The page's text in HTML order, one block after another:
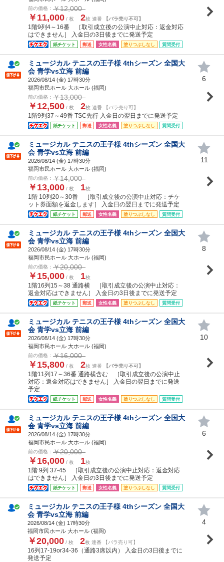
前の価格： ￥12,000
￥11,000 / 枚 2枚 連番 【バラ売り不可】
1階9列4～16番 ［取引成立後の公演中止対応：返金対応
はできません］ 入金日の3日後までに発送予定
紙チケット 郵送 女性名義 塗りつぶしなし 質問受付
ミュージカル テニスの王子様 4thシーズン 全国大
会 青学vs立海 前編
2026/08/14 (金) 17時30分
福岡市民ホール 大ホール (福岡)
前の価格： ￥13,000
￥12,500 / 枚 2枚 連番 【バラ売り可】
1階9列37～49番 TSC先行 入金日の翌日までに発送予定
紙チケット 郵送 女性名義 塗りつぶしなし 質問受付
6
ミュージカル テニスの王子様 4thシーズン 全国大
会 青学vs立海 前編
2026/08/14 (金) 17時30分
福岡市民ホール 大ホール (福岡)
前の価格： ￥14,000
￥13,000 / 枚 1枚
1階 10列20～30番 ［取引成立後の公演中止対応：チケ
ット券面額を返金します］ 入金日の翌日までに発送予定
紙チケット 郵送 女性名義 塗りつぶしなし 質問受付
11
ミュージカル テニスの王子様 4thシーズン 全国大
会 青学vs立海 前編
2026/08/14 (金) 17時30分
福岡市民ホール 大ホール (福岡)
前の価格： ￥20,000
￥15,000 / 枚 1枚
1階16列15～38 通路横 ［取引成立後の公演中止対応：
返金対応はできません］ 入金日の3日後までに発送予定
紙チケット 郵送 女性名義 塗りつぶしなし 質問受付
8
ミュージカル テニスの王子様 4thシーズン 全国大
会 青学vs立海 前編
2026/08/14 (金) 17時30分
福岡市民ホール 大ホール (福岡)
前の価格： ￥16,000
￥15,800 / 枚 2枚 連番 【バラ売り不可】
1階11列17～36番 通路横含む ［取引成立後の公演中止
対応：返金対応はできません］ 入金日の翌日までに発送
予定
紙チケット 郵送 女性名義 塗りつぶしなし 質問受付
10
ミュージカル テニスの王子様 4thシーズン 全国大
会 青学vs立海 前編
2026/08/14 (金) 17時30分
福岡市民ホール 大ホール (福岡)
前の価格： ￥20,000
￥16,000 / 枚 1枚
1階 9列 37-45 ［取引成立後の公演中止対応：返金対応
はできません］ 入金日の3日後までに発送予定
紙チケット 郵送 女性名義 塗りつぶしなし 質問受付
6
ミュージカル テニスの王子様 4thシーズン 全国大
会 青学vs立海 前編
2026/08/14 (金) 17時30分
福岡市民ホール 大ホール (福岡)
￥20,000 / 枚 2枚 連番 【バラ売り可】
16列17-19or34-36（通路3席以内） 入金日の3日後までに
発送予定
4